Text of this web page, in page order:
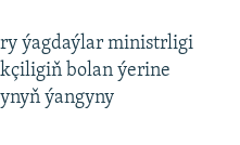
ýagdaýlar ministrligi
bolan ýerine
ýangyny